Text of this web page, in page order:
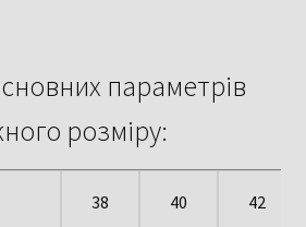
параметрів
розміру:
38 40 42